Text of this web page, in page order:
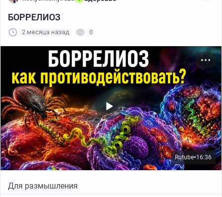
БОРРЕЛИОЗ
2 месяца назад 0
Rutube● 16:36
Для размышления